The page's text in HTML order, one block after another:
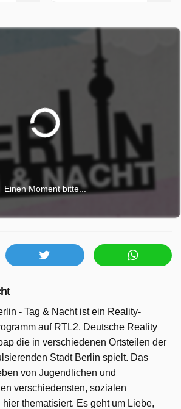
Einen Moment bitte...
- Tag & Nacht ist ein Reality-
auf RTL2. Deutsche Reality
die in verschiedenen Ortsteilen der
Stadt Berlin spielt. Das
von Jugendlichen und
verschiedensten, sozialen
thematisiert. Es geht um Liebe,